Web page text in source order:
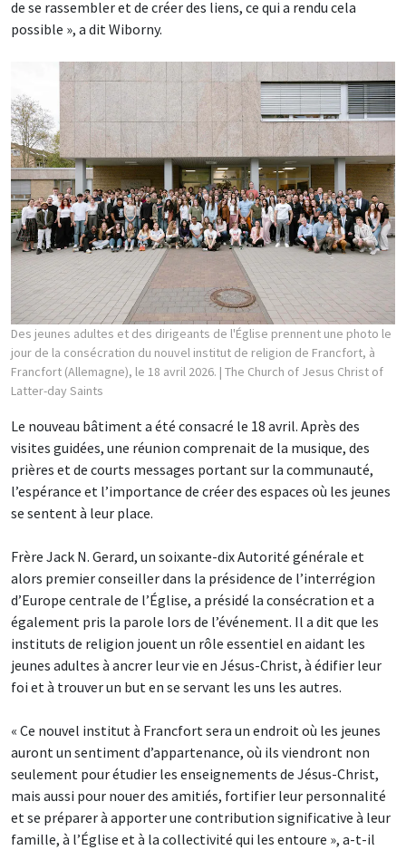
de se rassembler et de créer des liens, ce qui a rendu cela
possible », a dit Wiborny.
Des jeunes adultes et des dirigeants de l'Église prennent une photo le
jour de la consécration du nouvel institut de religion de Francfort, à
Francfort (Allemagne), le 18 avril 2026. | The Church of Jesus Christ of
Latter-day Saints
Le nouveau bâtiment a été consacré le 18 avril. Après des
visites guidées, une réunion comprenait de la musique, des
prières et de courts messages portant sur la communauté,
l’espérance et l’importance de créer des espaces où les jeunes
se sentent à leur place.
Frère Jack N. Gerard, un soixante-dix Autorité générale et
alors premier conseiller dans la présidence de l’interrégion
d’Europe centrale de l’Église, a présidé la consécration et a
également pris la parole lors de l’événement. Il a dit que les
instituts de religion jouent un rôle essentiel en aidant les
jeunes adultes à ancrer leur vie en Jésus-Christ, à édifier leur
foi et à trouver un but en se servant les uns les autres.
« Ce nouvel institut à Francfort sera un endroit où les jeunes
auront un sentiment d’appartenance, où ils viendront non
seulement pour étudier les enseignements de Jésus-Christ,
mais aussi pour nouer des amitiés, fortifier leur personnalité
et se préparer à apporter une contribution significative à leur
famille, à l’Église et à la collectivité qui les entoure », a-t-il